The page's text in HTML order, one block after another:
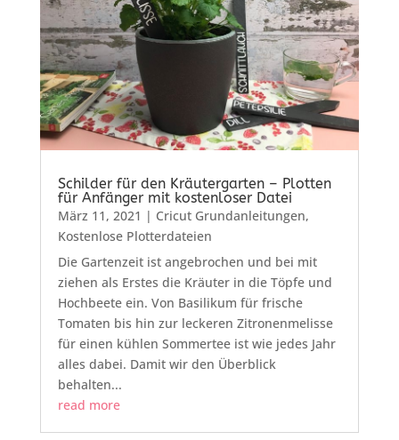
Schilder für den Kräutergarten – Plotten
für Anfänger mit kostenloser Datei
März 11, 2021 | Cricut Grundanleitungen,
Kostenlose Plotterdateien
Die Gartenzeit ist angebrochen und bei mit
ziehen als Erstes die Kräuter in die Töpfe und
Hochbeete ein. Von Basilikum für frische
Tomaten bis hin zur leckeren Zitronenmelisse
für einen kühlen Sommertee ist wie jedes Jahr
alles dabei. Damit wir den Überblick
behalten...
read more